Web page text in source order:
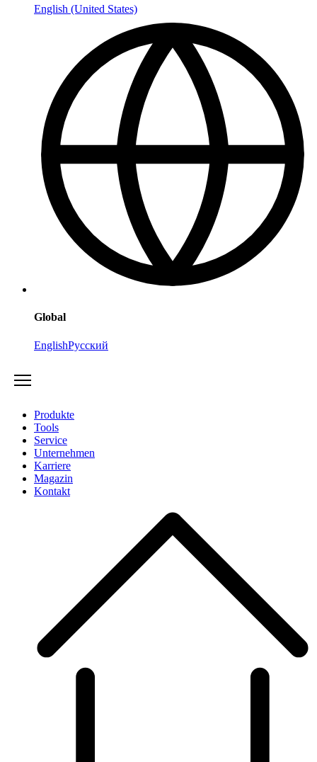
English (United States)
Global
EnglishРусский
Produkte
Tools
Service
Unternehmen
Karriere
Magazin
Kontakt